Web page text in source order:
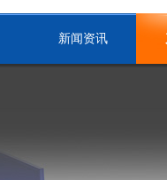
新闻资讯